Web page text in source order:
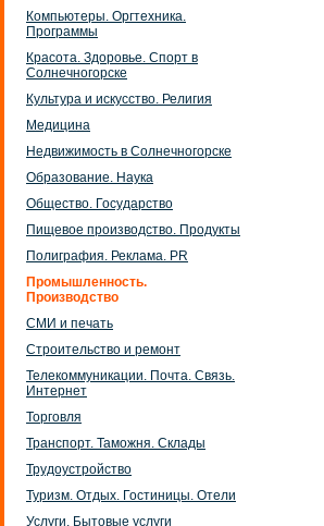
Компьютеры. Оргтехника.
Программы
Красота. Здоровье. Спорт в
Солнечногорске
Культура и искусство. Религия
Медицина
Недвижимость в Солнечногорске
Образование. Наука
Общество. Государство
Пищевое производство. Продукты
Полиграфия. Реклама. PR
Промышленность.
Производство
СМИ и печать
Строительство и ремонт
Телекоммуникации. Почта. Связь.
Интернет
Торговля
Транспорт. Таможня. Склады
Трудоустройство
Туризм. Отдых. Гостиницы. Отели
Услуги. Бытовые услуги